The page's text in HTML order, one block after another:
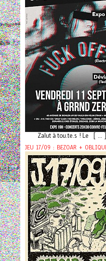
Zalut à tou.te.s ! Le [ ... ]
JEU 17/09 : BEZOAR +